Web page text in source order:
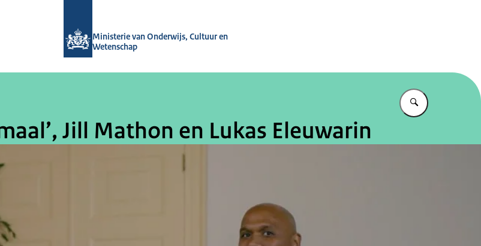
Ministerie van Onderwijs, Cultuur en
Wetenschap
Vul in wat u
Jill Mathon en Lukas Eleuwarin